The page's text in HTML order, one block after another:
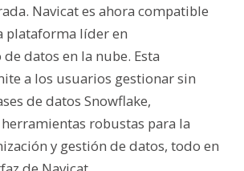
Navicat es ahora compatible
plataforma líder en
datos en la nube. Esta
a los usuarios gestionar sin
de datos Snowflake,
robustas para la
y gestión de datos, todo en